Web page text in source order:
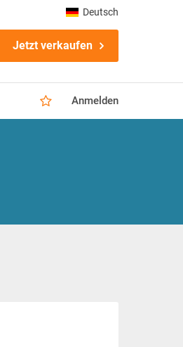
Jetzt verkaufen
Anmelden
Deutsch